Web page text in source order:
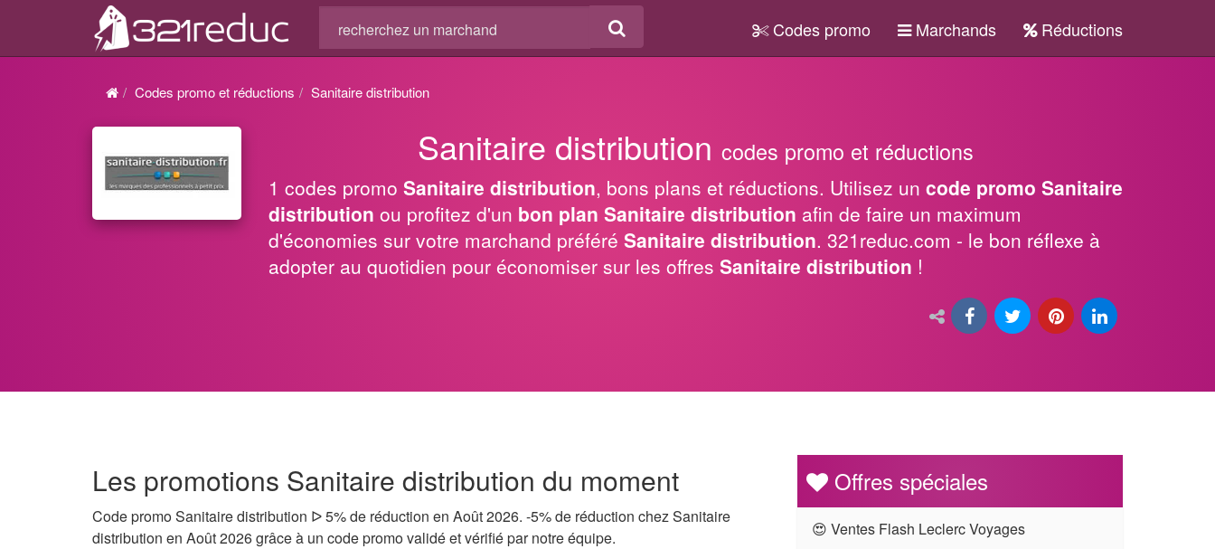
Codes promo Marchands Réductions
Codes promo et réductions Sanitaire distribution
Sanitaire distribution codes promo et réductions
1 codes promo Sanitaire distribution, bons plans et réductions. Utilisez un code promo Sanitaire
distribution ou profitez d'un bon plan Sanitaire distribution afin de faire un maximum
d'économies sur votre marchand préféré Sanitaire distribution. 321reduc.com - le bon réflexe à
adopter au quotidien pour économiser sur les offres Sanitaire distribution !
Les promotions Sanitaire distribution du moment
Code promo Sanitaire distribution ᐅ 5% de réduction en Août 2026. -5% de réduction chez Sanitaire
distribution en Août 2026 grâce à un code promo validé et vérifié par notre équipe.
Offres spéciales
😍 Ventes Flash Leclerc Voyages